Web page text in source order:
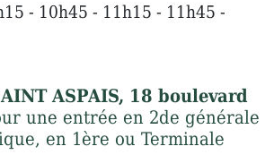
- 10h45 - 11h15 - 11h45 -
ASPAIS, 18 boulevard
une entrée en 2de générale
en 1ère ou Terminale